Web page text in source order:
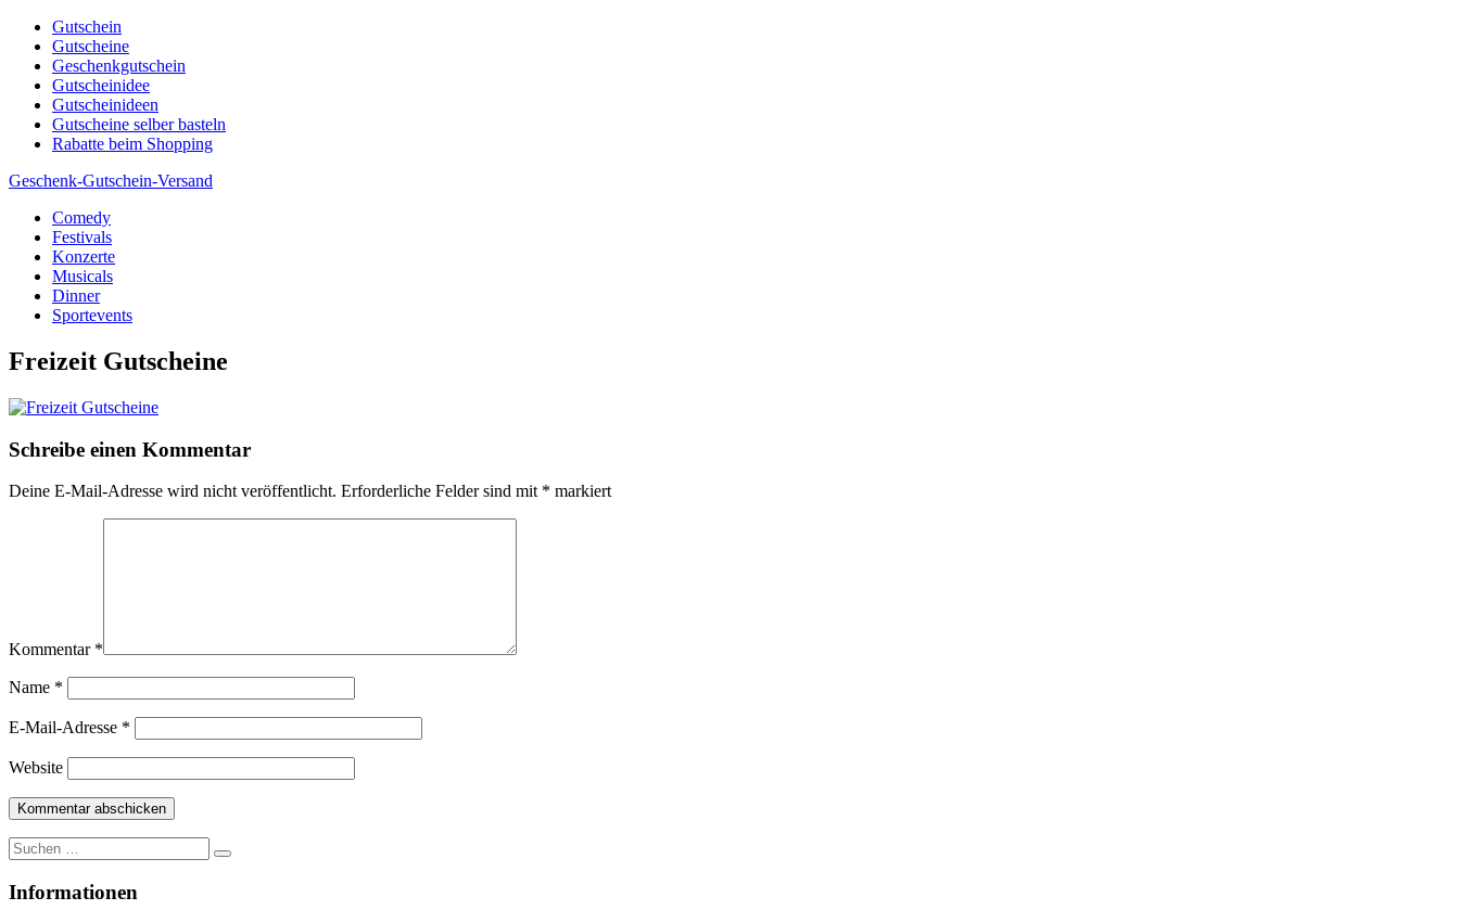
Skip
content
Gutschein
Gutscheine
Geschenkgutschein
Gutscheinidee
Gutscheinideen
Gutscheine selber basteln
Rabatte beim Shopping
Geschenk-Gutschein-Versand
Gutscheine, Gutscheinsprüche und Geschenkideen
Comedy
Festivals
Konzerte
Musicals
Dinner
Sportevents
Freizeit Gutscheine
Schreibe einen Kommentar
Deine E-Mail-Adresse wird nicht veröffentlicht. Erforderliche Felder sind mit * markiert
Kommentar *
Name *
E-Mail-Adresse *
Website
Suche
nach:
Informationen